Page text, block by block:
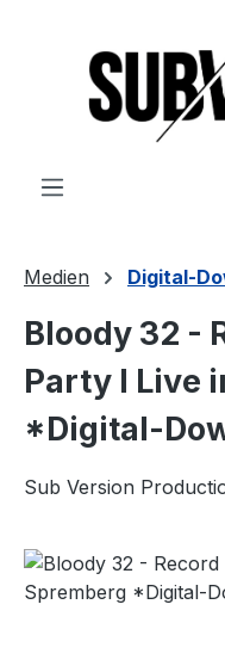
Medien Digital-
Bloody 32 -
Party I Live
*Digital-
Sub Version